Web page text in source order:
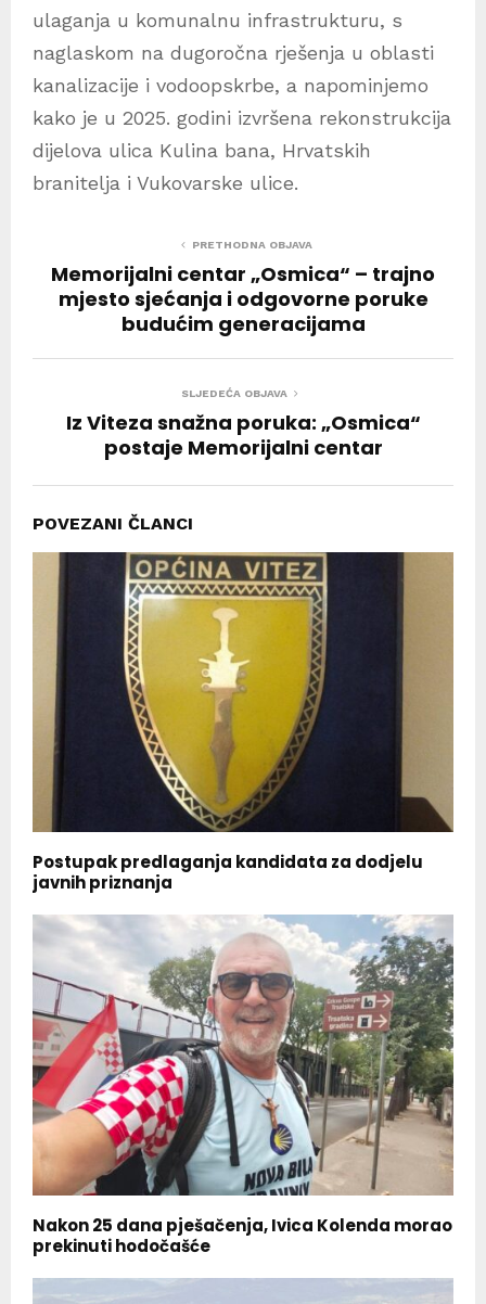
ulaganja u komunalnu infrastrukturu, s
naglaskom na dugoročna rješenja u oblasti
kanalizacije i vodoopskrbe, a napominjemo
kako je u 2025. godini izvršena rekonstrukcija
dijelova ulica Kulina bana, Hrvatskih
branitelja i Vukovarske ulice.
PRETHODNA OBJAVA
Memorijalni centar „Osmica“ – trajno
mjesto sjećanja i odgovorne poruke
budućim generacijama
SLJEDEĆA OBJAVA
Iz Viteza snažna poruka: „Osmica“
postaje Memorijalni centar
POVEZANI ČLANCI
Postupak predlaganja kandidata za dodjelu
javnih priznanja
Nakon 25 dana pješačenja, Ivica Kolenda morao
prekinuti hodočašće